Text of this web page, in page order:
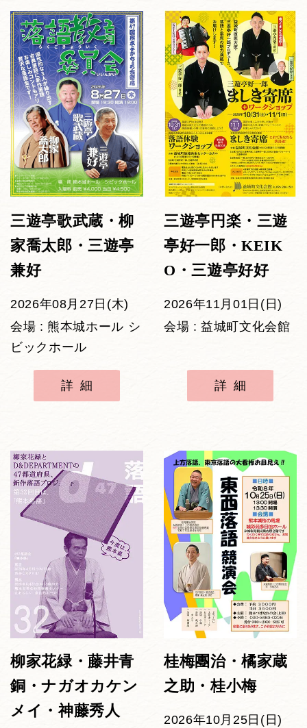
三遊亭歌武蔵・柳
家喬太郎・三遊亭
兼好
2026年08月27日(木)
会場 : 熊本城ホール シ
ビックホール
詳細
三遊亭円楽・三遊
亭好一郎・KEIK
O・三遊亭好好
2026年11月01日(日)
会場 : 益城町文化会館
詳細
柳家花緑・藤井青
銅・ナガオカケン
メイ・神藤秀人
桂梅團治・橘家蔵
之助・桂小梅
2026年10月25日(日)